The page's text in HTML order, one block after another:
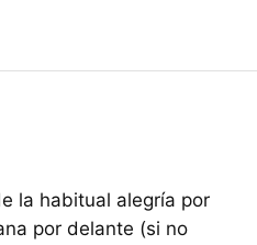
la habitual alegría por
por delante (si no